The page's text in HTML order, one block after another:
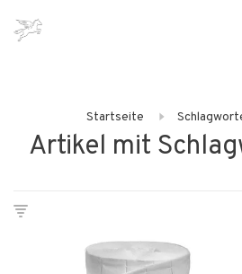
Startseite
Artikel mit